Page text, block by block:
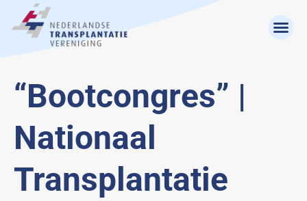
“Bootcongres” |
Nationaal
Transplantatie